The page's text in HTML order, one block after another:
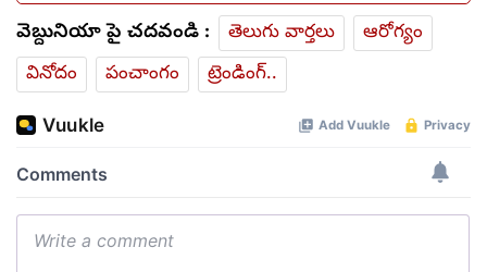
వెబ్దునియా పై చదవండి : తెలుగు వార్తలు
ఆరోగ్యం
వినోదం
పంచాంగం ట్రెండింగ్..